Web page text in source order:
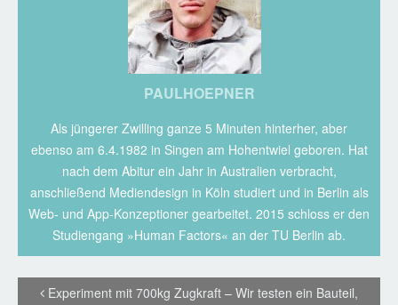
PAULHOEPNER
Als jüngerer Zwilling ganze 5 Minuten hinterher, aber
ebenso am 6.4.1982 in Singen am Hohentwiel geboren. Hat
nach dem Abitur ein Jahr in Australien verbracht,
anschließend Mediendesign in Köln studiert und in Berlin als
Web- und App-Konzeptioner gearbeitet. 2015 schloss er den
Studiengang »Human Factors« an der TU Berlin ab.
Experiment mit 700kg Zugkraft – Wir testen ein Bauteil,